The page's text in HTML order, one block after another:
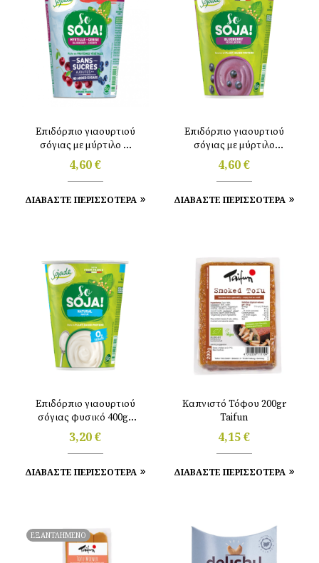
Επιδόρπιο γιαουρτιού
σόγιας με μύρτιλο &
κεράσι 400gr Sojade
4,60€
ΔΙΑΒΑΣΤΕ ΠΕΡΙΣΣΟΤΕΡΑ
Επιδόρπιο γιαουρτιού
σόγιας με μύρτιλο
400gr Sojade
4,60€
ΔΙΑΒΑΣΤΕ ΠΕΡΙΣΣΟΤΕΡΑ
Επιδόρπιο γιαουρτιού
σόγιας φυσικό 400gr
Sojade
3,20€
ΔΙΑΒΑΣΤΕ ΠΕΡΙΣΣΟΤΕΡΑ
Καπνιστό Τόφου 200gr
Taifun
4,15€
ΔΙΑΒΑΣΤΕ ΠΕΡΙΣΣΟΤΕΡΑ
ΕΞΑΝΤΛΗΜΕΝΟ